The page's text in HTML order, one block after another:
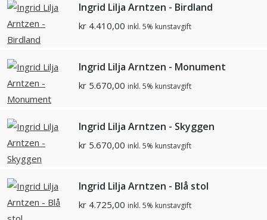
Ingrid Lilja Arntzen - Birdland
kr 4.410,00 inkl. 5% kunstavgift
Ingrid Lilja Arntzen - Monument
kr 5.670,00 inkl. 5% kunstavgift
Ingrid Lilja Arntzen - Skyggen
kr 5.670,00 inkl. 5% kunstavgift
Ingrid Lilja Arntzen - Blå stol
kr 4.725,00 inkl. 5% kunstavgift